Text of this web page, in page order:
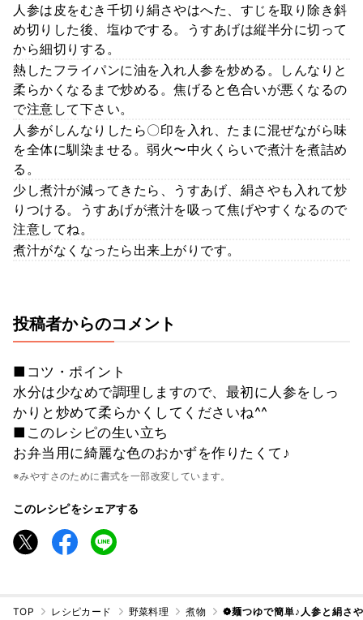
人参は皮をむき千切り絹さやはへた、すじを取り除き斜
め切りした後、塩ゆでする。うすあげは縦半分に切って
から細切りする。
熱したフライパンに油を入れ人参を炒める。しんなりと
柔らかくなるまで炒める。焦げると色合いが悪くなるの
で注意して下さい。
人参がしんなりしたら〇印を入れ、たまに混ぜながら味
を全体に馴染ませる。弱火〜中火くらいで煮汁を煮詰め
る。
少し煮汁が減ってきたら、うすあげ、絹さやも入れて炒
りつける。うすあげが煮汁を吸って焦げやすくなるので
注意してね。
煮汁がなくなったら出来上がりです。
投稿者からのコメント
■コツ・ポイント
水分は少なめで調理しますので、最初に人参をしっ
かりと炒めて柔らかくしてくださいね^^
■このレシピの生い立ち
お弁当用に綺麗な色のおかずを作りたくて♪
※みやすさのために書式を一部改変しています。
このレシピをシェアする
TOP レシピカード 野菜料理 煮物 ❁麺つゆで簡単♪人参と絹さ